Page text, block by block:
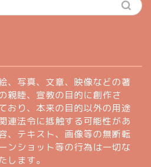
、写真、文章、映像などの著
親睦、宣教の目的に創作さ
おり、本来の目的以外の用途
連法令に抵触する可能性があ
、テキスト、画像等の無断転
ンショット等の行為は一切な
します。
profile
著作権について
問い合わせフォーム